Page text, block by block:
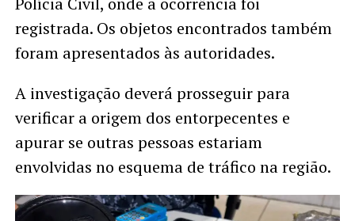
registrada. Os objetos encontrados também
foram apresentados às autoridades.
A investigação deverá prosseguir para
verificar a origem dos entorpecentes e
apurar se outras pessoas estariam
envolvidas no esquema de tráfico na região.